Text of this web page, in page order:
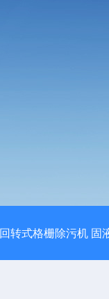
回转式格栅除污机 固